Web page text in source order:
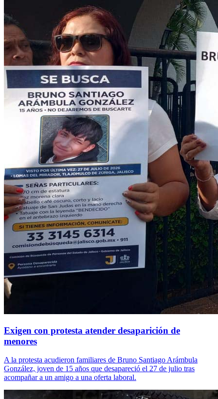
Exigen con protesta atender desaparición de
menores
A la protesta acudieron familiares de Bruno Santiago Arámbula
González, joven de 15 años que desapareció el 27 de julio tras
acompañar a un amigo a una oferta laboral.